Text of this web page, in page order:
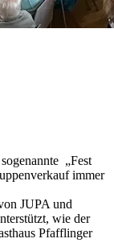
„Fest
immer
JUPA und
wie der
Pfafflinger